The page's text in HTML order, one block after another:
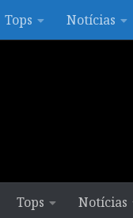
Tops Notícias
Tops Notícias